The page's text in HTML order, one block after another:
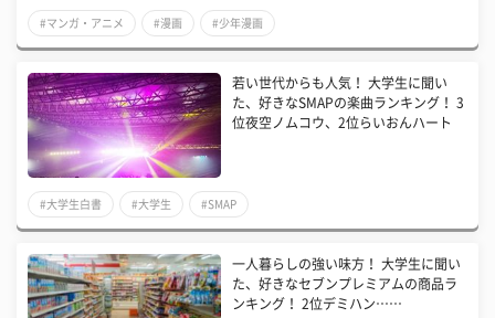
#マンガ・アニメ #漫画 #少年漫画
若い世代からも人気！ 大学生に聞い
た、好きなSMAPの楽曲ランキング！ 3
位夜空ノムコウ、2位らいおんハート
#大学生白書 #大学生 #SMAP
一人暮らしの強い味方！ 大学生に聞い
た、好きなセブンプレミアムの商品ラ
ンキング！ 2位デミハン……